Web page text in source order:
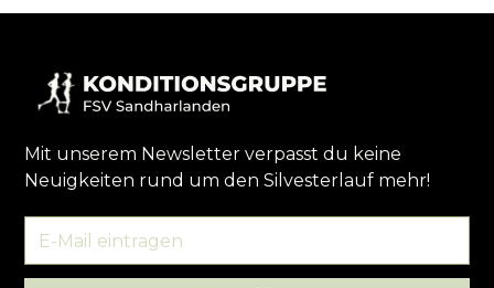
Mit unserem Newsletter verpasst du keine
Neuigkeiten rund um den Silvesterlauf mehr!